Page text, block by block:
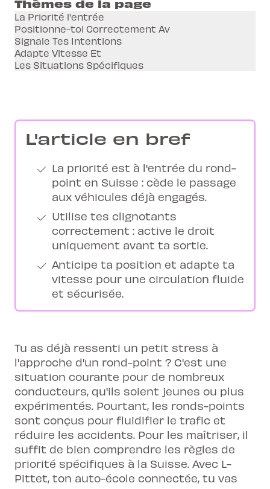
Thèmes de la page
La Priorité l'entrée
Positionne-toi Correctement Av
Signale Tes Intentions
Adapte Vitesse Et
Les Situations Spécifiques
L'article en bref
La priorité est à l'entrée du rond-
point en Suisse : cède le passage
aux véhicules déjà engagés.
Utilise tes clignotants
correctement : active le droit
uniquement avant ta sortie.
Anticipe ta position et adapte ta
vitesse pour une circulation fluide
et sécurisée.
Tu as déjà ressenti un petit stress à
l'approche d'un rond-point ? C'est une
situation courante pour de nombreux
conducteurs, qu'ils soient jeunes ou plus
expérimentés. Pourtant, les ronds-points
sont conçus pour fluidifier le trafic et
réduire les accidents. Pour les maîtriser, il
suffit de bien comprendre les règles de
priorité spécifiques à la Suisse. Avec L-
Pittet, ton auto-école connectée, tu vas